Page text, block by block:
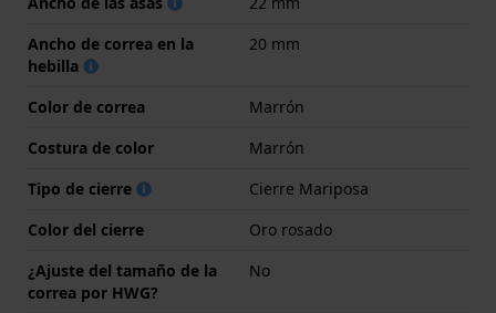
Ancho de correa en la
hebilla
20 mm
Color de correa
Marrón
Costura de color
Marrón
Tipo de cierre
Cierre Mariposa
Color del cierre
Oro rosado
¿Ajuste del tamaño de la
correa por HWG?
No